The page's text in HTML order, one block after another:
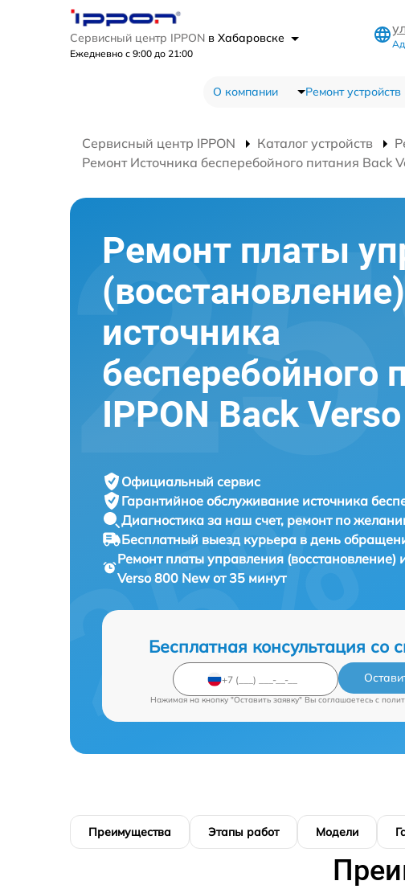
Сервисный центр IPPON в Хабаровске
Ежедневно с 9:00 до 21:00
О компании Ремонт устройств
Сервисный центр IPPON Каталог устройств
Ремонт Источника бесперебойного питания Back
Ремонт платы
(восстановление)
источника
бесперебойного
IPPON Back
Официальный сервис
Гарантийное обслуживание источника
Диагностика за наш счет, ремонт по
Бесплатный выезд курьера в день
Ремонт платы управления (восстановление)
Verso 800 New от 35 минут
Бесплатная консультация со
Нажимая на кнопку "Оставить заявку" Вы соглашаетесь c
Преимущества Этапы работ Модели